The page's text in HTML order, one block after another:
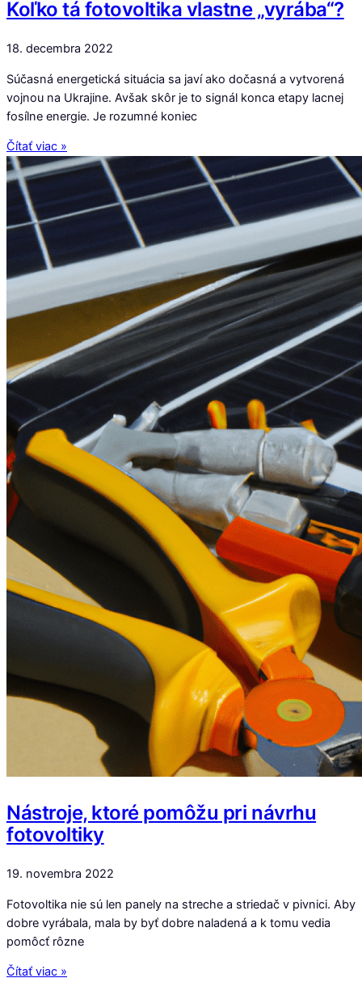
Koľko tá fotovoltika vlastne „vyrába“?
18. decembra 2022
Súčasná energetická situácia sa javí ako dočasná a vytvorená
vojnou na Ukrajine. Avšak skôr je to signál konca etapy lacnej
fosílne energie. Je rozumné koniec
Čítať viac »
Nástroje, ktoré pomôžu pri návrhu
fotovoltiky
19. novembra 2022
Fotovoltika nie sú len panely na streche a striedač v pivnici. Aby
dobre vyrábala, mala by byť dobre naladená a k tomu vedia
pomôcť rôzne
Čítať viac »